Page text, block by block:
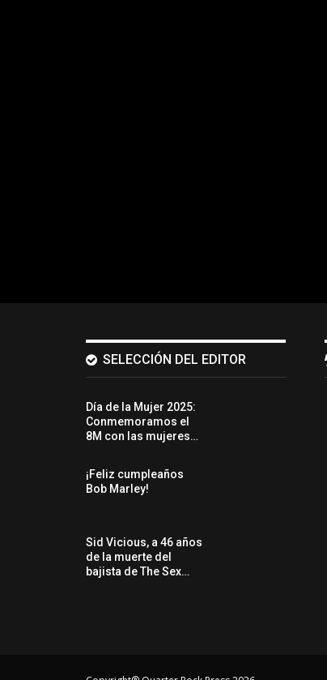
SELECCIÓN DEL EDITOR
Día de la Mujer 2025:
Conmemoramos el
8M con las mujeres…
¡Feliz cumpleaños
Bob Marley!
Sid Vicious, a 46 años
de la muerte del
bajista de The Sex…